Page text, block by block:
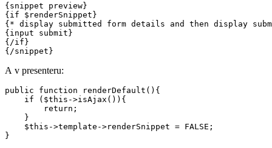
{snippet preview}
{if $renderSnippet}
{* display submitted form details and then display
{input submit}
{/if}
A v presenteru:
public function renderDefault(){
    if ($this->isAjax()){
        return;
    }
    $this->template->renderSnippet = FALSE;
}